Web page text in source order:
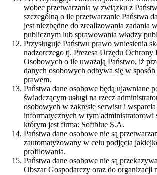
wobec przetwarzania w związku z
szczególną o ile przetwarzanie Państwa
jest niezbędne do zrealizowania zadania
publicznym lub sprawowania władzy
Przysługuje Państwu prawo wniesienia
nadzorczego tj. Prezesa Urzędu Ochrony
Osobowych o ile uważają Państwo, iż
danych osobowych odbywa się w
prawem.
Państwa dane osobowe będą ujawniane
świadczącym usługi na rzecz
osobowych w zakresie serwisu i
informatycznych w tym administratorowi
którym jest firma: Softblue S.A.
Państwa dane osobowe nie są
zautomatyzowany w celu podjęcia
profilowania.
Państwa dane osobowe nie są
Obszar Gospodarczy oraz do organizacji